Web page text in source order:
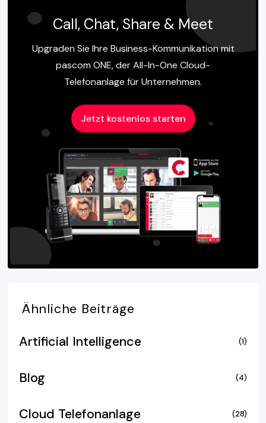
Call, Chat, Share & Meet
Upgraden Sie Ihre Business-Kommunikation mit
pascom ONE, der All-In-One Cloud-
Telefonanlage für Unternehmen.
Jetzt kostenlos starten
Ähnliche Beiträge
Artificial Intelligence
(1)
Blog (4)
Cloud Telefonanlage (28)